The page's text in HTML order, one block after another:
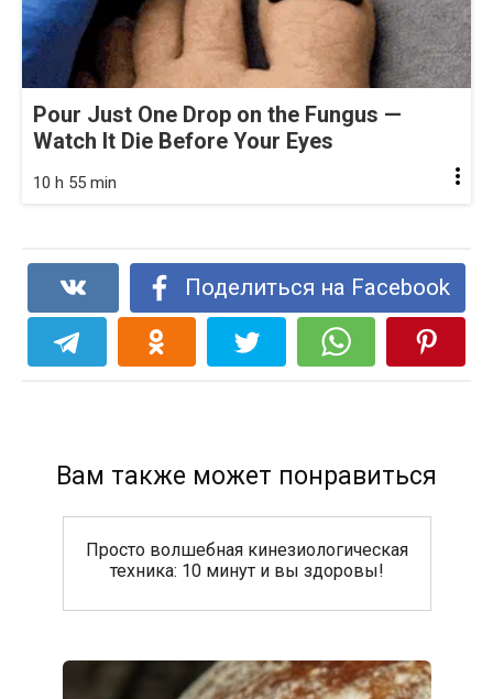
Pour Just One Drop on the Fungus —
Watch It Die Before Your Eyes
10 h 55 min
Поделиться на Facebook
Вам также может понравиться
Просто волшебная кинезиологическая
техника: 10 минут и вы здоровы!